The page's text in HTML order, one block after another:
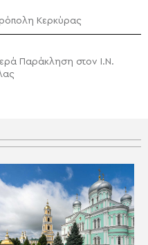
Κερκύρας
Παράκληση στον Ι.Ν.